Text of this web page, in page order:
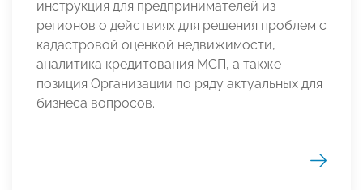
инструкция для предпринимателей из
регионов о действиях для решения проблем с
кадастровой оценкой недвижимости,
аналитика кредитования МСП, а также
позиция Организации по ряду актуальных для
бизнеса вопросов.